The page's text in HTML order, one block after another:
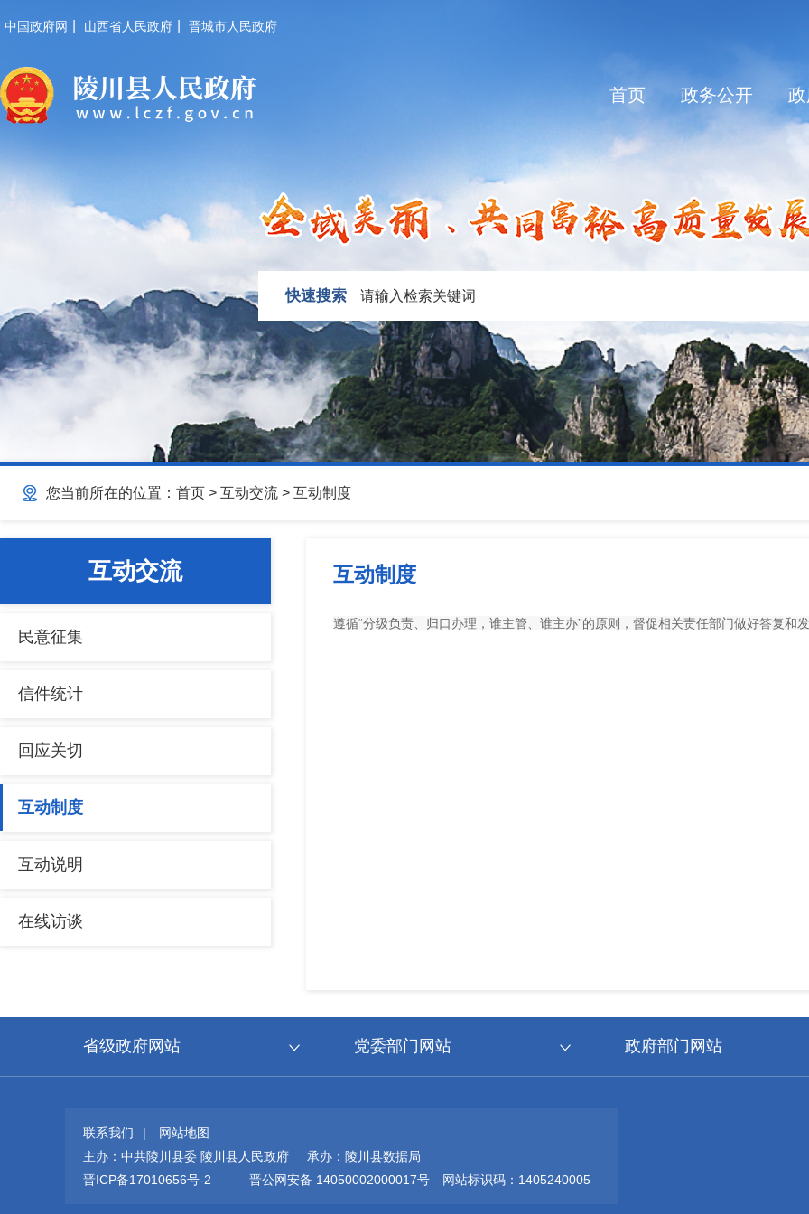
中国政府网 山西省人民政府 晋城市人民政府
首页 政务公开
快速搜索
您当前所在的位置： 首页 > 互动交流 > 互动制度
互动交流
民意征集
信件统计
回应关切
互动制度
互动说明
在线访谈
互动制度
遵循“分级负责、归口办理，谁主管、谁主办”的原则，督促相关责任部门做好答复和
省级政府网站 党委部门网站 政府部门网站
联系我们 |
网站地图
主办：中共陵川县委 陵川县人民政府 承办：陵川县数据局
晋ICP备17010656号-2
晋公网安备 14050002000017号 网站标识码：1405240005